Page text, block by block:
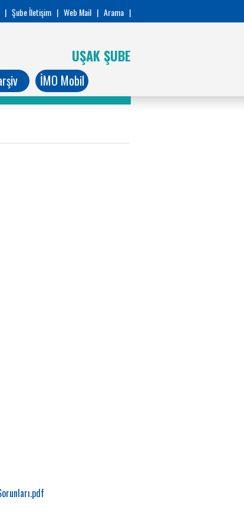
| Şube İletişim | Web Mail | Arama |
UŞAK ŞUBE
İMO Mobil